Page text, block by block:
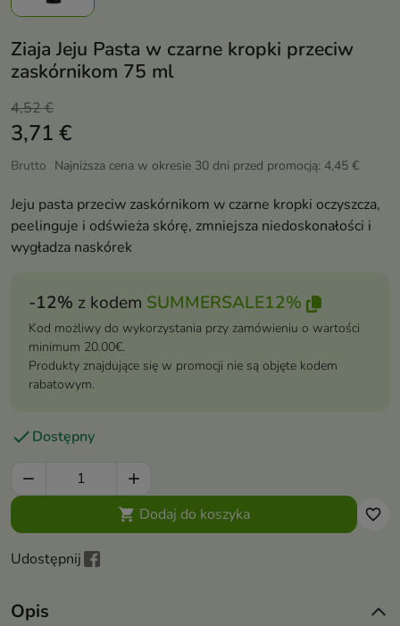
Ziaja Jeju Pasta w czarne kropki przeciw
zaskórnikom 75 ml
4,52 €
3,71 €
Brutto Najniższa cena w okresie 30 dni przed promocją: 4,45 €
Jeju pasta przeciw zaskórnikom w czarne kropki oczyszcza,
peelinguje i odświeża skórę, zmniejsza niedoskonałości i
wygładza naskórek
-12% z kodem SUMMERSALE12%
Kod możliwy do wykorzystania przy zamówieniu o wartości
minimum 20.00€.
Produkty znajdujące się w promocji nie są objęte kodem
rabatowym.
Dostępny


 Dodaj do koszyka favorite_border
Udostępnij
Opis